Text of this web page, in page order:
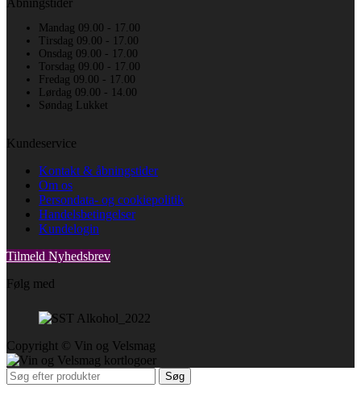
Mandag 09.00 - 17.00
Tirsdag 09.00 - 17.00
Onsdag 09.00 - 17.00
Torsdag 09.00 - 17.00
Fredag 09.00 - 17.00
Lørdag 09.00 - 14.00
Søndag Lukket
Kundeservice
Kontakt & åbningstider
Om os
Persondata- og cookiepolitik
Handelsbetingelser
Kundelogin
Tilmeld Nyhedsbrev
Følg med
Copyright © Vin og Velsmag
Søg